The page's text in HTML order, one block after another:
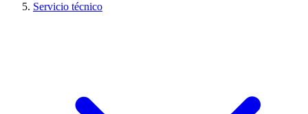
Servicio técnico